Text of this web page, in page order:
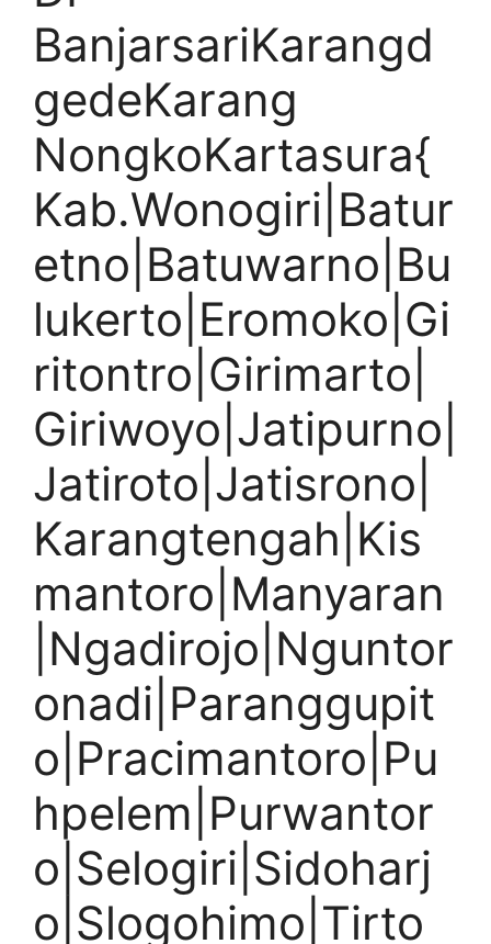
BanjarsariKarangd
gedeKarang
NongkoKartasura{
Kab.Wonogiri|Batur
etno|Batuwarno|Bu
lukerto|Eromoko|Gi
ritontro|Girimarto|
Giriwoyo|Jatipurno|
Jatiroto|Jatisrono|
Karangtengah|Kis
mantoro|Manyaran
|Ngadirojo|Nguntor
onadi|Paranggupit
o|Pracimantoro|Pu
hpelem|Purwantor
o|Selogiri|Sidoharj
o|Slogohimo|Tirto